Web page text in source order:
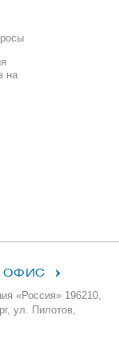
на
ОФИС
«Россия» 196210,
ул. Пилотов,